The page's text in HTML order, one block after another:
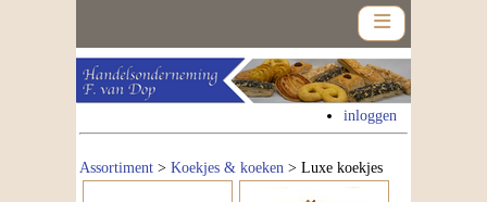
inloggen
Assortiment > Koekjes & koeken > Luxe koekjes